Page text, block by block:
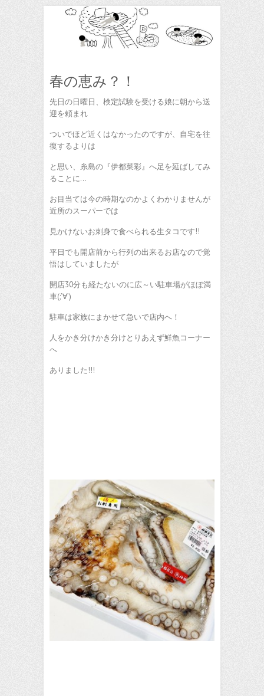
春の恵み？！
先日の日曜日、検定試験を受ける娘に朝から送
迎を頼まれ
ついでほど近くはなかったのですが、自宅を往
復するよりは
と思い、糸島の『伊都菜彩』へ足を延ばしてみ
ることに…
お目当ては今の時期なのかよくわかりませんが
近所のスーパーでは
見かけないお刺身で食べられる生タコです!!
平日でも開店前から行列の出来るお店なので覚
悟はしていましたが
開店30分も経たないのに広～い駐車場がほぼ満
車(;’∀’)
駐車は家族にまかせて急いで店内へ！
人をかき分けかき分けとりあえず鮮魚コーナー
へ
ありました!!!